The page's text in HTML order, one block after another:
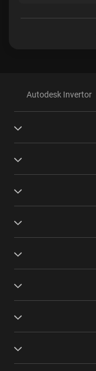
Autodesk Invertor